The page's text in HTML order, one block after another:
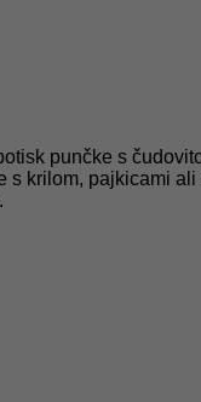
punčke s
s krilom, pajkicami